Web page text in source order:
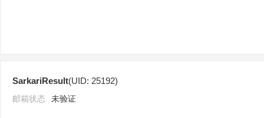
SarkariResult(UID: 25192)
邮箱状态 未验证